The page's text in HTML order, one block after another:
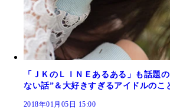
「ＪＫのＬＩＮＥあるある」も話題
ない話”＆大好きすぎるアイドルのこ
2018年01月05日 15:00